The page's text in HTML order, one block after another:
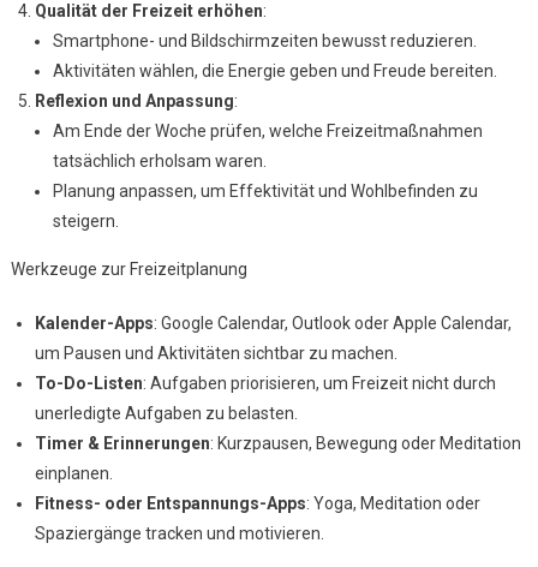
Qualität der Freizeit erhöhen:
Smartphone- und Bildschirmzeiten bewusst reduzieren.
Aktivitäten wählen, die Energie geben und Freude bereiten.
Reflexion und Anpassung:
Am Ende der Woche prüfen, welche Freizeitmaßnahmen
tatsächlich erholsam waren.
Planung anpassen, um Effektivität und Wohlbefinden zu
steigern.
Werkzeuge zur Freizeitplanung
Kalender-Apps: Google Calendar, Outlook oder Apple Calendar,
um Pausen und Aktivitäten sichtbar zu machen.
To-Do-Listen: Aufgaben priorisieren, um Freizeit nicht durch
unerledigte Aufgaben zu belasten.
Timer & Erinnerungen: Kurzpausen, Bewegung oder Meditation
einplanen.
Fitness- oder Entspannungs-Apps: Yoga, Meditation oder
Spaziergänge tracken und motivieren.